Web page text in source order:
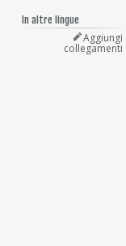
In altre lingue
Aggiungi
collegamenti